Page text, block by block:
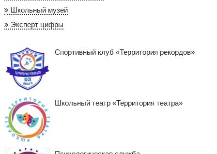
Школьный музей
Эксперт цифры
Спортивный клуб «Территория рекордов»
Школьный театр «Территория театра»